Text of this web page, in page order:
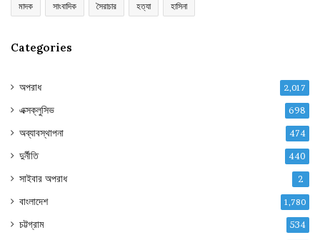
মাদক সাংবাদিক সৈরাচার হত্যা হাসিনা
Categories
অপরাধ 2,017
এক্সক্লুসিভ 698
অব্যাবস্থাপনা 474
দুর্নীতি 440
সাইবার অপরাধ 2
বাংলাদেশ 1,780
চট্টগ্রাম 534